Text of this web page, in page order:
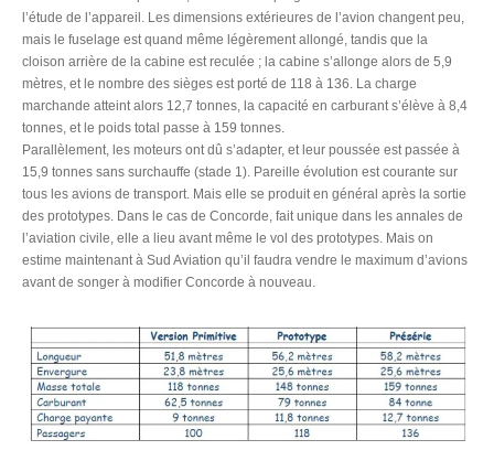
l’étude de l’appareil. Les dimensions extérieures de l’avion changent peu,
mais le fuselage est quand même légèrement allongé, tandis que la
cloison arrière de la cabine est reculée ; la cabine s’allonge alors de 5,9
mètres, et le nombre des sièges est porté de 118 à 136. La charge
marchande atteint alors 12,7 tonnes, la capacité en carburant s’élève à 8,4
tonnes, et le poids total passe à 159 tonnes.
Parallèlement, les moteurs ont dû s’adapter, et leur poussée est passée à
15,9 tonnes sans surchauffe (stade 1). Pareille évolution est courante sur
tous les avions de transport. Mais elle se produit en général après la sortie
des prototypes. Dans le cas de Concorde, fait unique dans les annales de
l’aviation civile, elle a lieu avant même le vol des prototypes. Mais on
estime maintenant à Sud Aviation qu’il faudra vendre le maximum d’avions
avant de songer à modifier Concorde à nouveau.